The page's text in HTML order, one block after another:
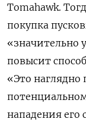
Tomahawk.
покупка
«значительно
повысит
«Это наглядно
нападения его